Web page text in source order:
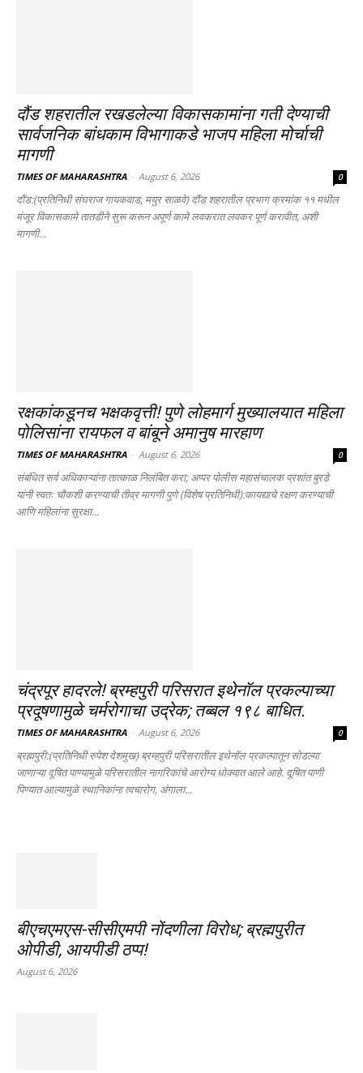
दौंड शहरातील रखडलेल्या विकासकामांना गती देण्याची
सार्वजनिक बांधकाम विभागाकडे भाजप महिला मोर्चाची
मागणी
TIMES OF MAHARASHTRA August 6, 2026 0
दौंड:(प्रतिनिधी संघराज गायकवाड, मयुर साळवे) दौंड शहरातील प्रभाग क्रमांक ११ मधील
मंजूर विकासकामे तातडीने सुरू करून अपूर्ण कामे लवकरात लवकर पूर्ण करावीत, अशी
मागणी...
रक्षकांकडूनच भक्षकवृत्ती! पुणे लोहमार्ग मुख्यालयात महिला
पोलिसांना रायफल व बांबूने अमानुष मारहाण
TIMES OF MAHARASHTRA August 6, 2026 0
संबंधित सर्व अधिकाऱ्यांना तात्काळ निलंबित करा; अप्पर पोलीस महासंचालक प्रशांत बुरडे
यांनी स्वतः चौकशी करण्याची तीव्र मागणी पुणे (विशेष प्रतिनिधी):कायद्याचे रक्षण करण्याची
आणि महिलांना सुरक्षा...
चंद्रपूर हादरले! ब्रम्हपुरी परिसरात इथेनॉल प्रकल्पाच्या
प्रदूषणामुळे चर्मरोगाचा उद्रेक; तब्बल १९८ बाधित.
TIMES OF MAHARASHTRA August 6, 2026 0
ब्रह्मपुरी:(प्रतिनिधी रुपेश देशमुख) ब्रम्हपुरी परिसरातील इथेनॉल प्रकल्पातून सोडल्या
जाणाऱ्या दूषित पाण्यामुळे परिसरातील नागरिकांचे आरोग्य धोक्यात आले आहे. दूषित पाणी
पिण्यात आल्यामुळे स्थानिकांना त्वचारोग, अंगाला...
बीएचएमएस-सीसीएमपी नोंदणीला विरोध; ब्रह्मपुरीत
ओपीडी, आयपीडी ठप्प!
August 6, 2026